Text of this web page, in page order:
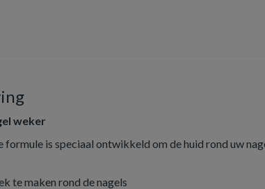
weker
formule is speciaal ontwikkeld om de huid rond uw
te maken rond de nagels